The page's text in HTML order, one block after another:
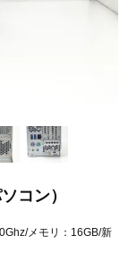
コン）
メモリ：16GB/新